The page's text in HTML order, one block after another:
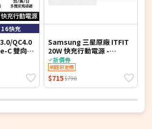
快充
QC4.0
C 雙向快
Samsung 三星原廠 ITFIT
20W 快充行動電源 -
5000mAh (ITPW30)
折價券
網路限定價
$715 $790